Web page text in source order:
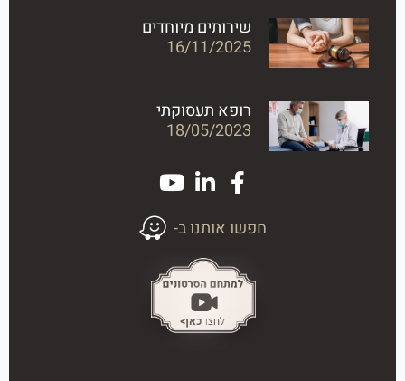
שירותים מיוחדים
16/11/2025
רופא תעסוקתי
18/05/2023
חפשו אותנו ב-